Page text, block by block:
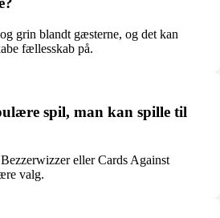
grin blandt gæsterne, og det kan
fællesskab på.
spil, man kan spille til
eller Cards Against
valg.